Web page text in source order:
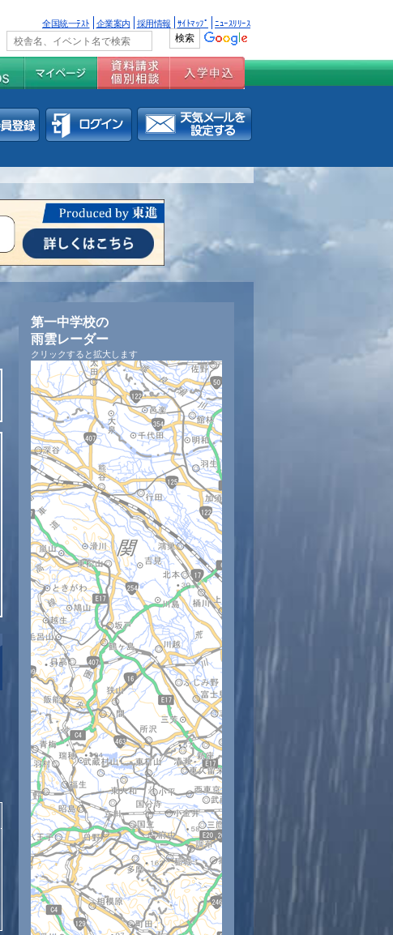
全国統一ﾃｽﾄ 企業案内 採用情報 ｻｲﾄﾏｯﾌﾟ ﾆｭｰｽﾘﾘｰｽ
第一中学校の
雨雲レーダー
クリックすると拡大します